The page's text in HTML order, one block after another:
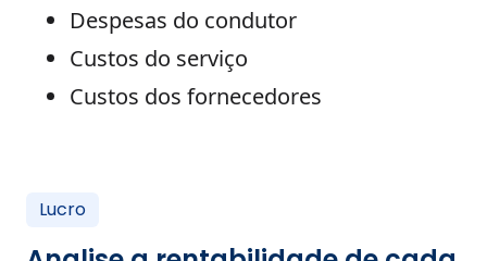
Despesas do condutor
Custos do serviço
Custos dos fornecedores
Lucro